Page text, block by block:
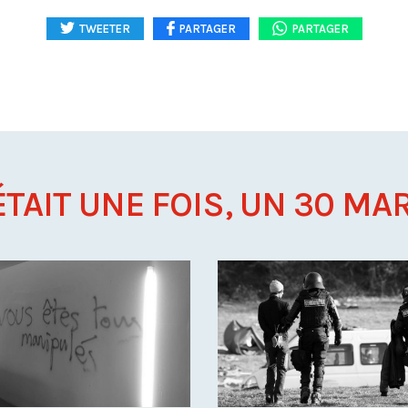
TWEETER PARTAGER PARTAGER
UNE FOIS, UN 30